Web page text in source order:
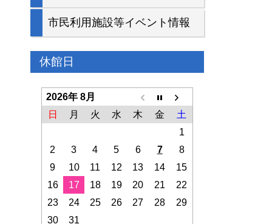
市民利用施設等イベント情報
休館日
2026年 8月
日
月 火 水 木 金
土
1
2
3 4 5 6 7
8
9
10 11 12 13 14
15
16
17 18 19 20 21
22
23
24 25 26 27 28
29
30
31